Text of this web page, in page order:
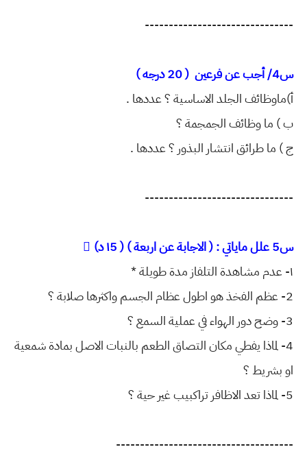
-------------------------------
س4/ أجب عن فرعين
( 20 درجه )
أ)ماوظائف الجلد الاساسية ؟ عددها .
ب ) ما وظائف الجمجمة ؟
ج ) ما طرائق انتشار البذور ؟ عددها .
-------------------------------
س5 علل ماياتي : ( الاجابة عن اربعة ) ( ١5 د) ْ
١- عدم مشاهدة التلفاز مدة طويلة *
2- عظم الفخذ هو اطول عظام الجسم واكثرها صلابة ؟
3- وضح دور الهواء في عملية السمع ؟
4- لماذا يفطي مكان التصاق الطعم بالنبات الاصل بمادة شمعية
او بشريط ؟
5- لماذا تعد الاظافر تراكبيب غير حية ؟
-------------------------------------